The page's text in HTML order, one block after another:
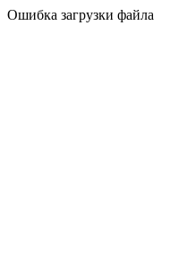
Ошибка загрузки файла